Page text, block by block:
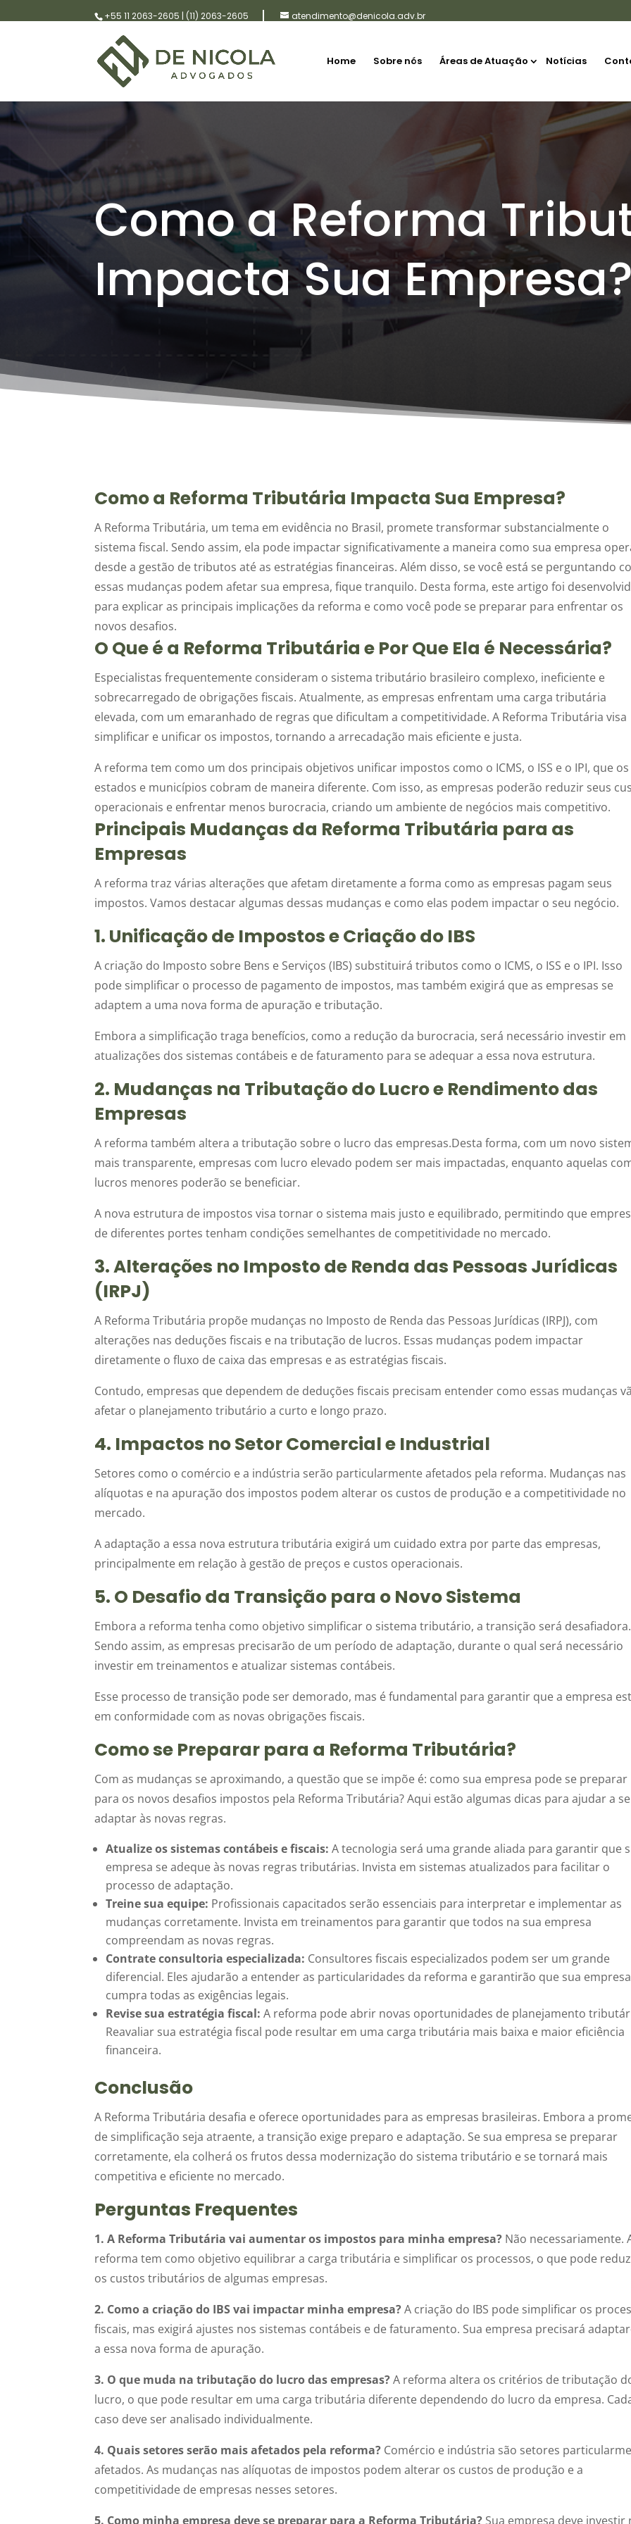
+55 11 2063-2605 | (11) 2063-2605 atendimento@denicola.adv.br
Home Sobre nós Áreas de Atuação Notícias
Como a Reforma
Impacta Sua
Como a Reforma Tributária Impacta Sua Empresa?
A Reforma Tributária, um tema em evidência no Brasil, promete transformar substancialmente o
sistema fiscal. Sendo assim, ela pode impactar significativamente a maneira como sua empresa
desde a gestão de tributos até as estratégias financeiras. Além disso, se você está se perguntando
essas mudanças podem afetar sua empresa, fique tranquilo. Desta forma, este artigo foi
para explicar as principais implicações da reforma e como você pode se preparar para enfrentar os
novos desafios.
O Que é a Reforma Tributária e Por Que Ela é Necessária?
Especialistas frequentemente consideram o sistema tributário brasileiro complexo, ineficiente e
sobrecarregado de obrigações fiscais. Atualmente, as empresas enfrentam uma carga tributária
elevada, com um emaranhado de regras que dificultam a competitividade. A Reforma Tributária visa
simplificar e unificar os impostos, tornando a arrecadação mais eficiente e justa.
A reforma tem como um dos principais objetivos unificar impostos como o ICMS, o ISS e o IPI, que os
estados e municípios cobram de maneira diferente. Com isso, as empresas poderão reduzir seus
operacionais e enfrentar menos burocracia, criando um ambiente de negócios mais competitivo.
Principais Mudanças da Reforma Tributária para as
Empresas
A reforma traz várias alterações que afetam diretamente a forma como as empresas pagam seus
impostos. Vamos destacar algumas dessas mudanças e como elas podem impactar o seu negócio.
1. Unificação de Impostos e Criação do IBS
A criação do Imposto sobre Bens e Serviços (IBS) substituirá tributos como o ICMS, o ISS e o IPI. Isso
pode simplificar o processo de pagamento de impostos, mas também exigirá que as empresas se
adaptem a uma nova forma de apuração e tributação.
Embora a simplificação traga benefícios, como a redução da burocracia, será necessário investir em
atualizações dos sistemas contábeis e de faturamento para se adequar a essa nova estrutura.
2. Mudanças na Tributação do Lucro e Rendimento das
Empresas
A reforma também altera a tributação sobre o lucro das empresas.Desta forma, com um novo
mais transparente, empresas com lucro elevado podem ser mais impactadas, enquanto aquelas
lucros menores poderão se beneficiar.
A nova estrutura de impostos visa tornar o sistema mais justo e equilibrado, permitindo que
de diferentes portes tenham condições semelhantes de competitividade no mercado.
3. Alterações no Imposto de Renda das Pessoas Jurídicas
(IRPJ)
A Reforma Tributária propõe mudanças no Imposto de Renda das Pessoas Jurídicas (IRPJ), com
alterações nas deduções fiscais e na tributação de lucros. Essas mudanças podem impactar
diretamente o fluxo de caixa das empresas e as estratégias fiscais.
Contudo, empresas que dependem de deduções fiscais precisam entender como essas mudanças
afetar o planejamento tributário a curto e longo prazo.
4. Impactos no Setor Comercial e Industrial
Setores como o comércio e a indústria serão particularmente afetados pela reforma. Mudanças nas
alíquotas e na apuração dos impostos podem alterar os custos de produção e a competitividade no
mercado.
A adaptação a essa nova estrutura tributária exigirá um cuidado extra por parte das empresas,
principalmente em relação à gestão de preços e custos operacionais.
5. O Desafio da Transição para o Novo Sistema
Embora a reforma tenha como objetivo simplificar o sistema tributário, a transição será desafiadora.
Sendo assim, as empresas precisarão de um período de adaptação, durante o qual será necessário
investir em treinamentos e atualizar sistemas contábeis.
Esse processo de transição pode ser demorado, mas é fundamental para garantir que a empresa
em conformidade com as novas obrigações fiscais.
Como se Preparar para a Reforma Tributária?
Com as mudanças se aproximando, a questão que se impõe é: como sua empresa pode se preparar
para os novos desafios impostos pela Reforma Tributária? Aqui estão algumas dicas para ajudar a se
adaptar às novas regras.
Atualize os sistemas contábeis e fiscais: A tecnologia será uma grande aliada para garantir que
empresa se adeque às novas regras tributárias. Invista em sistemas atualizados para facilitar o
processo de adaptação.
Treine sua equipe: Profissionais capacitados serão essenciais para interpretar e implementar as
mudanças corretamente. Invista em treinamentos para garantir que todos na sua empresa
compreendam as novas regras.
Contrate consultoria especializada: Consultores fiscais especializados podem ser um grande
diferencial. Eles ajudarão a entender as particularidades da reforma e garantirão que sua empresa
cumpra todas as exigências legais.
Revise sua estratégia fiscal: A reforma pode abrir novas oportunidades de planejamento
Reavaliar sua estratégia fiscal pode resultar em uma carga tributária mais baixa e maior eficiência
financeira.
Conclusão
A Reforma Tributária desafia e oferece oportunidades para as empresas brasileiras. Embora a
de simplificação seja atraente, a transição exige preparo e adaptação. Se sua empresa se preparar
corretamente, ela colherá os frutos dessa modernização do sistema tributário e se tornará mais
competitiva e eficiente no mercado.
Perguntas Frequentes
1. A Reforma Tributária vai aumentar os impostos para minha empresa? Não necessariamente.
reforma tem como objetivo equilibrar a carga tributária e simplificar os processos, o que pode
os custos tributários de algumas empresas.
2. Como a criação do IBS vai impactar minha empresa?A criação do IBS pode simplificar os
fiscais, mas exigirá ajustes nos sistemas contábeis e de faturamento. Sua empresa precisará
a essa nova forma de apuração.
3. O que muda na tributação do lucro das empresas?A reforma altera os critérios de tributação
lucro, o que pode resultar em uma carga tributária diferente dependendo do lucro da empresa.
caso deve ser analisado individualmente.
4. Quais setores serão mais afetados pela reforma? Comércio e indústria são setores
afetados. As mudanças nas alíquotas de impostos podem alterar os custos de produção e a
competitividade de empresas nesses setores.
5. Como minha empresa deve se preparar para a Reforma Tributária? Sua empresa deve investir